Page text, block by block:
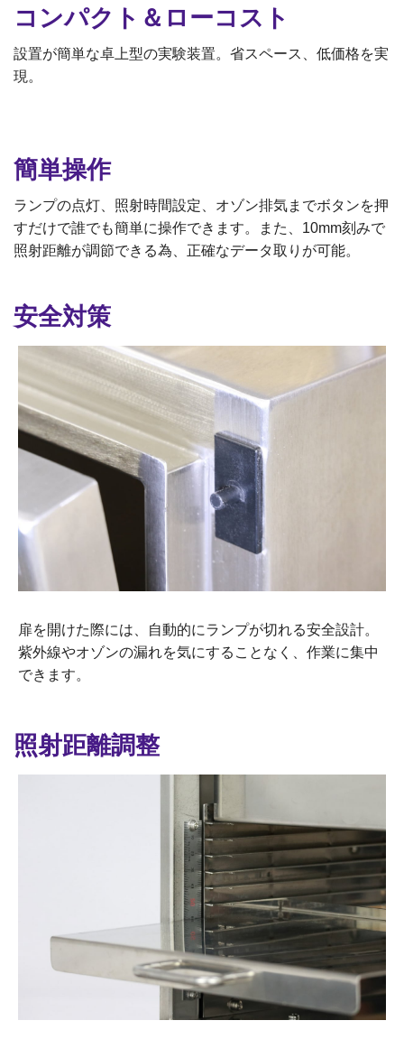
オゾン分解装置
接触角計、ぬれ性評価装置
コンパクト＆ローコスト
設置が簡単な卓上型の実験装置。省スペース、低価格を実
現。
簡単操作
ランプの点灯、照射時間設定、オゾン排気までボタンを押
すだけで誰でも簡単に操作できます。また、10mm刻みで
照射距離が調節できる為、正確なデータ取りが可能。
安全対策
扉を開けた際には、自動的にランプが切れる安全設計。
紫外線やオゾンの漏れを気にすることなく、作業に集中
できます。
照射距離調整